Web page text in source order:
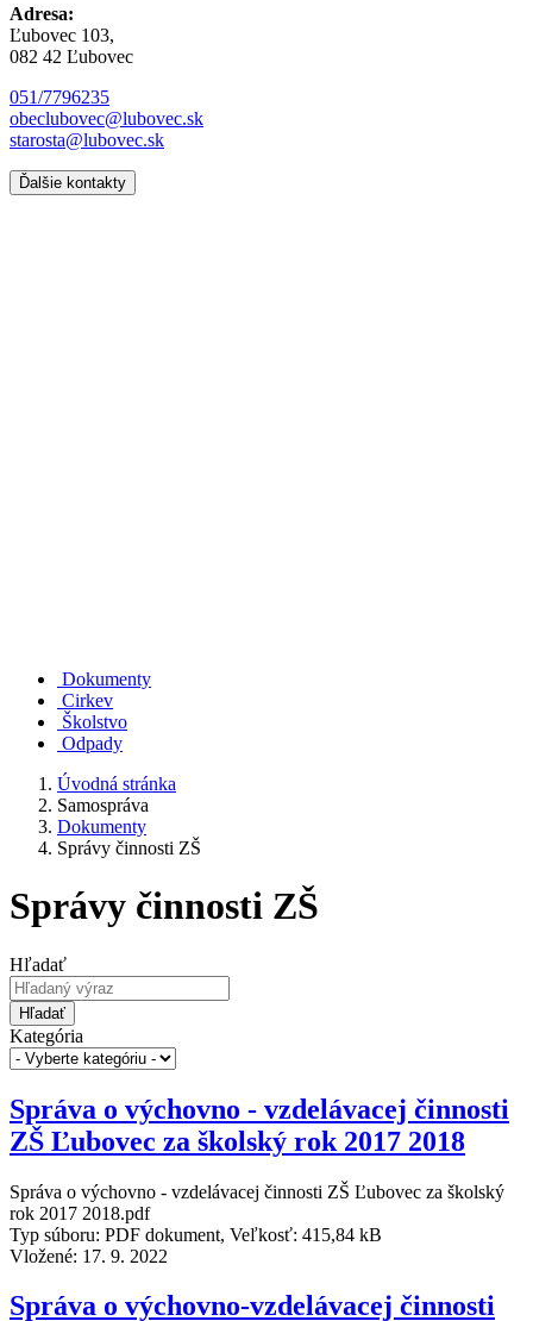
Adresa:
Ľubovec 103,
082 42 Ľubovec
051/7796235
obeclubovec@lubovec.sk
starosta@lubovec.sk
Ďalšie kontakty
Dokumenty
Cirkev
Školstvo
Odpady
Úvodná stránka
Samospráva
Dokumenty
Správy činnosti ZŠ
Správy činnosti ZŠ
Hľadať
Hľadať
Kategória
Správa o výchovno - vzdelávacej činnosti
ZŠ Ľubovec za školský rok 2017 2018
Správa o výchovno - vzdelávacej činnosti ZŠ Ľubovec za školský
rok 2017 2018.pdf
Typ súboru: PDF dokument, Veľkosť: 415,84 kB
Vložené: 17. 9. 2022
Správa o výchovno-vzdelávacej činnosti